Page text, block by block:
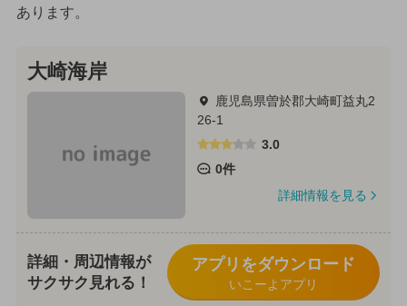
あります。
大崎海岸
鹿児島県曽於郡大崎町益丸2
26-1
3.0
0件
詳細情報を見る
詳細・周辺情報が
サクサク見れる！
アプリをダウンロード
いこーよアプリ